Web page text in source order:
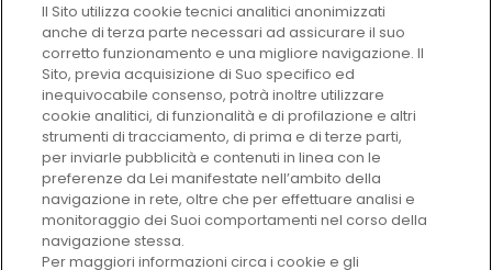
Residenze
Mensa
Lezioni ed esami
Come raggiungerci
Blackboard
CHI SIAMO
AUTORI
Il Sito utilizza cookie tecnici analitici anonimizzati
anche di terza parte necessari ad assicurare il suo
corretto funzionamento e una migliore navigazione. Il
Sito, previa acquisizione di Suo specifico ed
inequivocabile consenso, potrà inoltre utilizzare
cookie analitici, di funzionalità e di profilazione e altri
strumenti di tracciamento, di prima e di terze parti,
per inviarle pubblicità e contenuti in linea con le
preferenze da Lei manifestate nell’ambito della
navigazione in rete, oltre che per effettuare analisi e
monitoraggio dei Suoi comportamenti nel corso della
navigazione stessa.
Per maggiori informazioni circa i cookie e gli